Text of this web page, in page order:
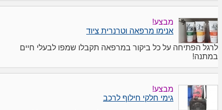
מבצע!
אנימו מרפאה וטרנרית ציוד
לרגל הפתיחה על כל ביקור במרפאה תקבלו שמפו לבעלי חיים
במתנה!
מבצע!
גימי חלקי חילוף לרכב